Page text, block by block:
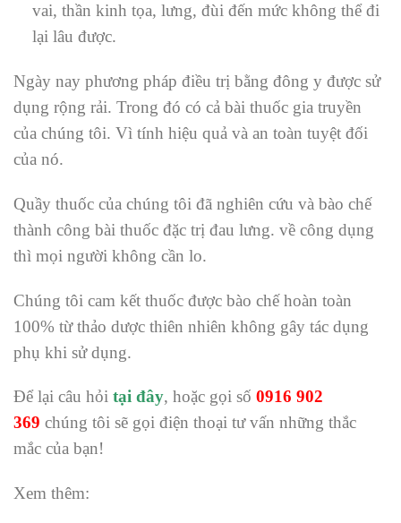
vai, thần kinh tọa, lưng, đùi đến mức không thể đi
lại lâu được.
Ngày nay phương pháp điều trị bằng đông y được sử
dụng rộng rải. Trong đó có cả bài thuốc gia truyền
của chúng tôi. Vì tính hiệu quả và an toàn tuyệt đối
của nó.
Quầy thuốc của chúng tôi đã nghiên cứu và bào chế
thành công bài thuốc đặc trị đau lưng. về công dụng
thì mọi người không cần lo.
Chúng tôi cam kết thuốc được bào chế hoàn toàn
100% từ thảo dược thiên nhiên không gây tác dụng
phụ khi sử dụng.
Để lại câu hỏi tại đây, hoặc gọi số 0916 902
369 chúng tôi sẽ gọi điện thoại tư vấn những thắc
mắc của bạn!
Xem thêm: